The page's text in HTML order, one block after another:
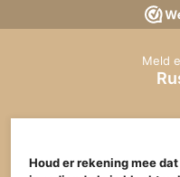
Meld
Houd er rekening mee